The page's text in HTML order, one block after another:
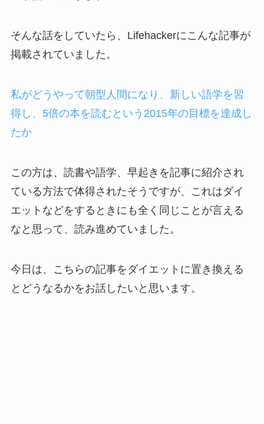
そんな話をしていたら、Lifehackerにこんな記事が
掲載されていました。
私がどうやって朝型人間になり、新しい語学を習
得し、5倍の本を読むという2015年の目標を達成し
たか
この方は、読書や語学、早起きを記事に紹介され
ている方法で体得されたそうですが、これはダイ
エットなどをするときにも全く同じことが言える
なと思って、読み進めていました。
今日は、こちらの記事をダイエットに置き換える
とどうなるかをお話したいと思います。